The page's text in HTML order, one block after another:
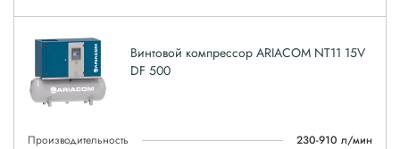
Винтовой компрессор ARIACOM NT11 15V
DF 500
Производительность
230-910 л/мин